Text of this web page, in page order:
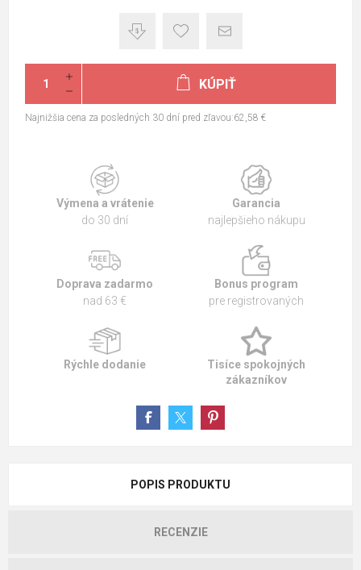
KÚPIŤ
Najnižšia cena za posledných 30 dní pred zľavou:62,58 €
Výmena a vrátenie
do 30 dní
Garancia
najlepšieho nákupu
Doprava zadarmo
nad 63 €
Bonus program
pre registrovaných
Rýchle dodanie
Tisíce spokojných
zákazníkov
POPIS PRODUKTU
RECENZIE